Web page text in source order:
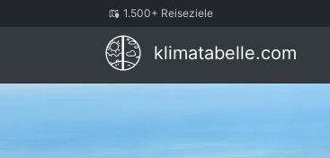
1.500+ Reiseziele
klimatabelle.com